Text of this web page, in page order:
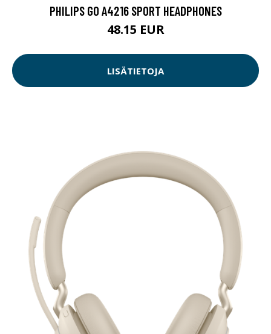
PHILIPS GO A4216 SPORT HEADPHONES
48.15 EUR
LISÄTIETOJA